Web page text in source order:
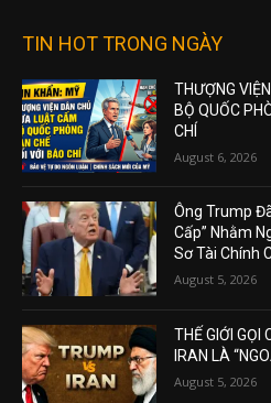
TIN HOT TRONG NGÀY
THƯỢNG
BỘ QUỐC
CHÍ
August 6, 2026
Ông Trump
Cấp” Nhằm
Sơ Tài Chính
August 5, 2026
THẾ GIỚI GỌI
IRAN LÀ
August 5, 2026